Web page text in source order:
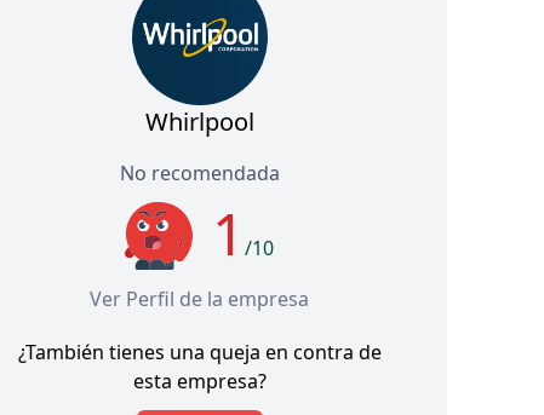
Whirlpool
No recomendada
1 /10
Ver Perfil de la empresa
¿También tienes una queja en contra de
esta empresa?